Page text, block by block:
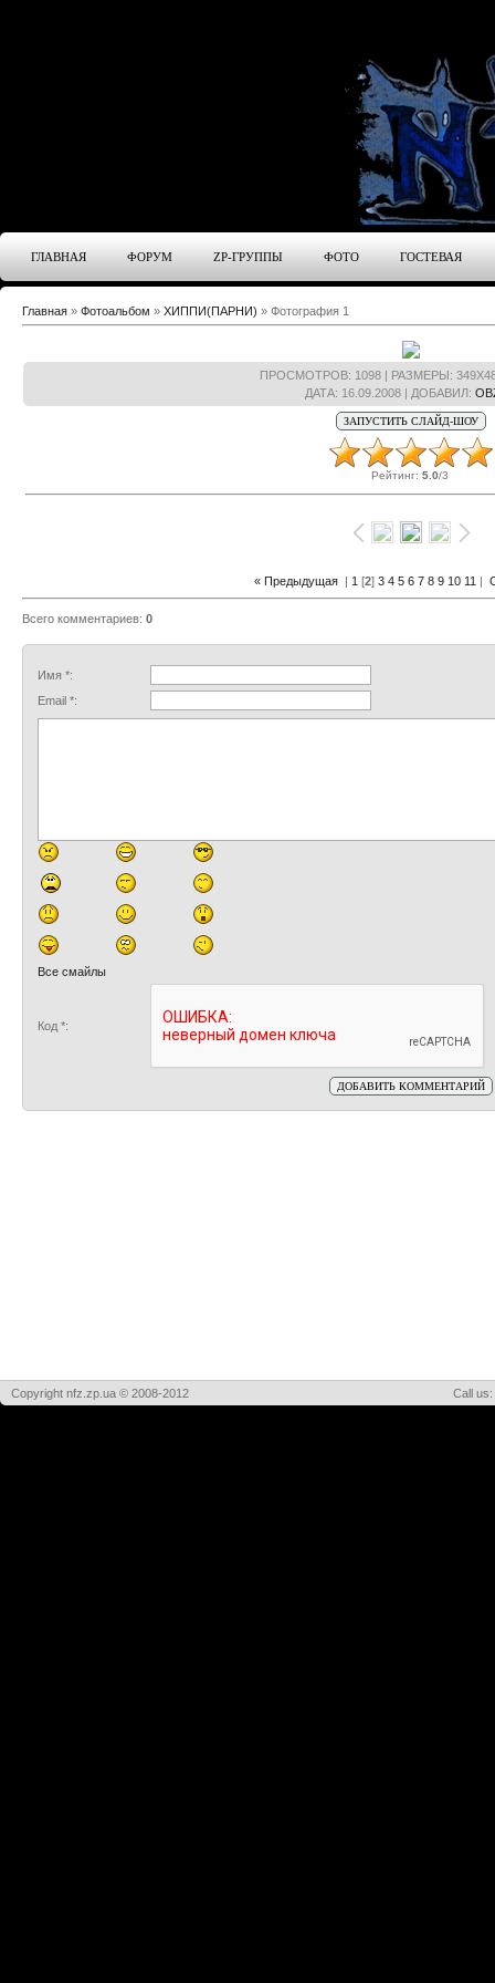
ГЛАВНАЯ ФОРУМ ZP-ГРУППЫ ФОТО ГОСТЕВАЯ
Главная » Фотоальбом » ХИППИ(ПАРНИ) » Фотография 1
ПРОСМОТРОВ: 1098 | РАЗМЕРЫ:
ДАТА: 16.09.2008 | ДОБАВИЛ:
Рейтинг:5.0/3
« Предыдущая | 1 [2]3 4 5 6 7 8 9 10 11 |
Всего комментариев: 0
Имя *:
Email *:
Все смайлы
Код *:
Copyright nfz.zp.ua © 2008-2012 Call us: